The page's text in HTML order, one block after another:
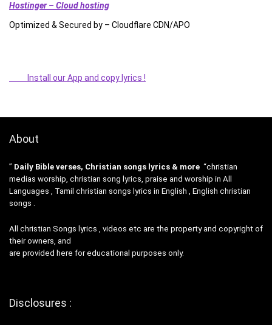
Hostinger – Cloud hosting
Optimized & Secured by – Cloudflare CDN/APO
Install our App and copy lyrics !
About
” Daily Bible verses, Christian songs lyrics & more “christian
medias worship, christian song lyrics, praise and worship in All
Languages , Tamil christian songs lyrics in English , English christian
songs .
All christian Songs lyrics , videos etc are the property and copyright of
their owners, and
are provided here for educational purposes only.
Disclosures :